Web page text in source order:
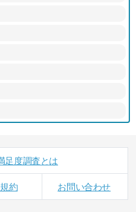
足度調査とは
約 お問い合わせ